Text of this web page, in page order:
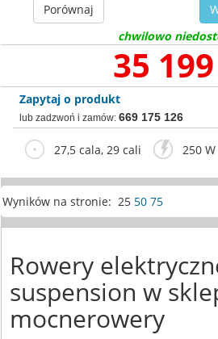
Porównaj
chwilowo
35 199
Zapytaj o produkt
lub zadzwoń i zamów: 669 175 126
27,5 cala, 29 cali 250 W
Wyników na stronie: 25 50 75
Rowery
suspension w
mocnerowery